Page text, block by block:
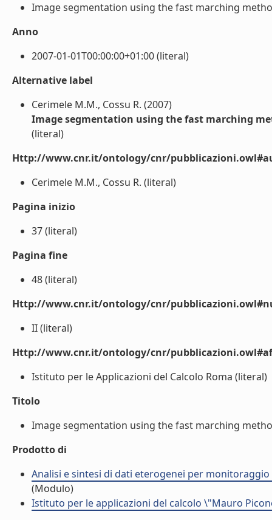
Image segmentation using the fast marching
Anno
2007-01-01T00:00:00+01:00 (literal)
Alternative label
Cerimele M.M., Cossu R. (2007)
Image segmentation using the fast marching
(literal)
Http://www.cnr.it/ontology/cnr/
Cerimele M.M., Cossu R. (literal)
Pagina inizio
37 (literal)
Pagina fine
48 (literal)
Http://www.cnr.it/ontology/cnr/
II (literal)
Http://www.cnr.it/ontology/cnr/
Istituto per le Applicazioni del Calcolo Roma (literal)
Titolo
Image segmentation using the fast marching
Prodotto di
Analisi e sintesi di dati eterogenei per monitoraggio
(Modulo)
Istituto per le applicazioni del calcolo \"Mauro